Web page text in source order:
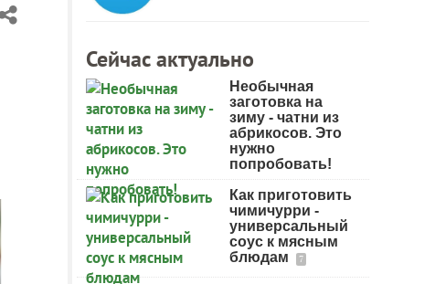
Сейчас актуально
Необычная
заготовка на
зиму - чатни из
абрикосов. Это
нужно
попробовать!
Как приготовить
чимичурри -
универсальный
соус к мясным
блюдам
7